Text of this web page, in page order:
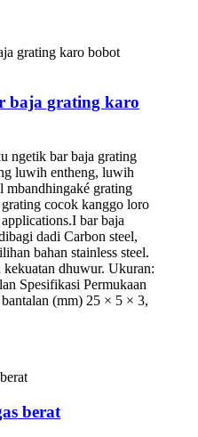
baja grating karo
ngetik bar baja grating
luwih entheng, luwih
mbandhingaké grating
cocok kanggo loro
bar baja
dadi Carbon steel,
bahan stainless steel.
dhuwur. Ukuran:
Spesifikasi Permukaan
(mm) 25 × 5 × 3,
berat